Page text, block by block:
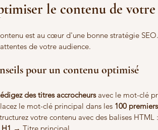
le contenu de votre
est au cœur d'une bonne stratégie
de votre audience.
pour un contenu optimisé
des titres accrocheurs avec le mot-clé
le mot-clé principal dans les 100
votre contenu avec des balises HTML :